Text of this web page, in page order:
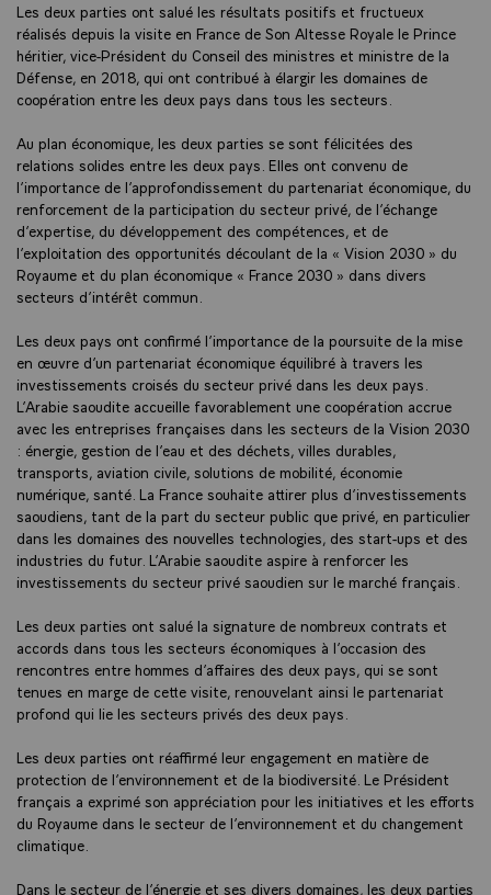
Les deux parties ont salué les résultats positifs et fructueux
réalisés depuis la visite en France de Son Altesse Royale le Prince
héritier, vice-Président du Conseil des ministres et ministre de la
Défense, en 2018, qui ont contribué à élargir les domaines de
coopération entre les deux pays dans tous les secteurs.
Au plan économique, les deux parties se sont félicitées des
relations solides entre les deux pays. Elles ont convenu de
l’importance de l’approfondissement du partenariat économique, du
renforcement de la participation du secteur privé, de l’échange
d’expertise, du développement des compétences, et de
l’exploitation des opportunités découlant de la « Vision 2030 » du
Royaume et du plan économique « France 2030 » dans divers
secteurs d’intérêt commun.
Les deux pays ont confirmé l’importance de la poursuite de la mise
en œuvre d’un partenariat économique équilibré à travers les
investissements croisés du secteur privé dans les deux pays.
L’Arabie saoudite accueille favorablement une coopération accrue
avec les entreprises françaises dans les secteurs de la Vision 2030
: énergie, gestion de l’eau et des déchets, villes durables,
transports, aviation civile, solutions de mobilité, économie
numérique, santé. La France souhaite attirer plus d’investissements
saoudiens, tant de la part du secteur public que privé, en particulier
dans les domaines des nouvelles technologies, des start-ups et des
industries du futur. L’Arabie saoudite aspire à renforcer les
investissements du secteur privé saoudien sur le marché français.
Les deux parties ont salué la signature de nombreux contrats et
accords dans tous les secteurs économiques à l’occasion des
rencontres entre hommes d’affaires des deux pays, qui se sont
tenues en marge de cette visite, renouvelant ainsi le partenariat
profond qui lie les secteurs privés des deux pays.
Les deux parties ont réaffirmé leur engagement en matière de
protection de l’environnement et de la biodiversité. Le Président
français a exprimé son appréciation pour les initiatives et les efforts
du Royaume dans le secteur de l’environnement et du changement
climatique.
Dans le secteur de l’énergie et ses divers domaines, les deux parties